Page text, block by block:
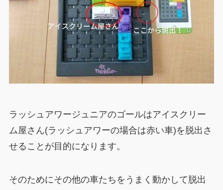
ラッシュアワージュニアのゴールはアイスクリー
ム屋さん(ラッシュアワーの場合は赤い車)を脱出さ
せることが目的になります。
そのためにその他の車たちをうまく動かして脱出